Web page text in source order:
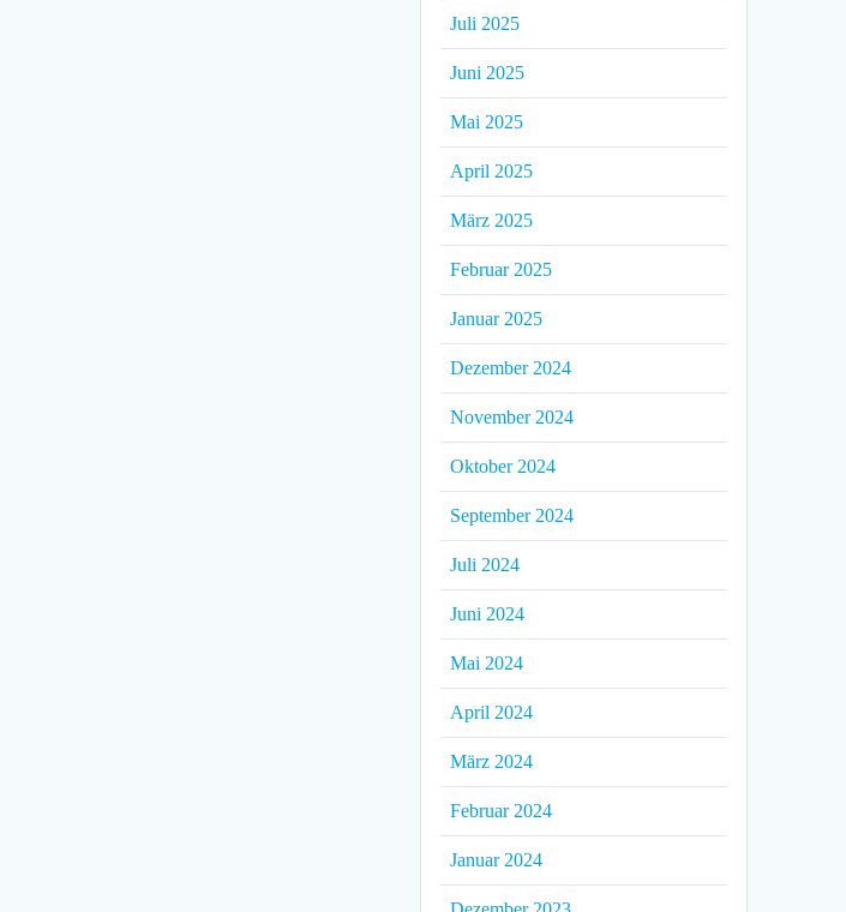
Juli 2025
Juni 2025
Mai 2025
April 2025
März 2025
Februar 2025
Januar 2025
Dezember 2024
November 2024
Oktober 2024
September 2024
Juli 2024
Juni 2024
Mai 2024
April 2024
März 2024
Februar 2024
Januar 2024